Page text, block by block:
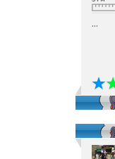
...